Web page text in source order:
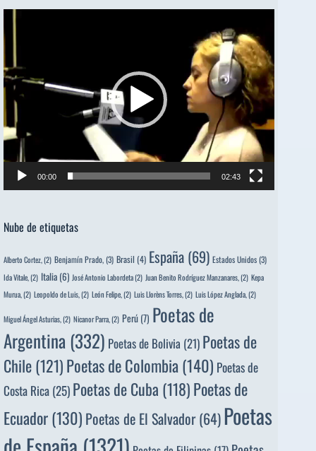
de
vídeo
00:00 02:43
Nube de etiquetas
Alberto Cortez, (2) Benjamín Prado,(3) Brasil (4) España (69) Estados Unidos(3)
Ida Vitale, (2) Italia (6) José Antonio Labordeta(2) Juan Benito Rodríguez Manzanares, (2) Kepa
Murua, (2) Leopoldo de Luis, (2) León Felipe, (2) Luis Llorèns Torres, (2) Luis López Anglada, (2)
Miguel Ángel Asturias, (2) Nicanor Parra, (2) Perú (7) Poetas de
Argentina (332) Poetas de Bolivia (21) Poetas de
Chile(121)Poetas de Colombia(140) Poetas de
Costa Rica(25)Poetas de Cuba (118)Poetas de
Ecuador(130) Poetas de El Salvador(64)Poetas